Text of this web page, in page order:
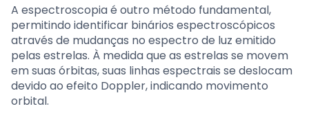
A espectroscopia é outro método fundamental,
permitindo identificar binários espectroscópicos
através de mudanças no espectro de luz emitido
pelas estrelas. À medida que as estrelas se movem
em suas órbitas, suas linhas espectrais se deslocam
devido ao efeito Doppler, indicando movimento
orbital.